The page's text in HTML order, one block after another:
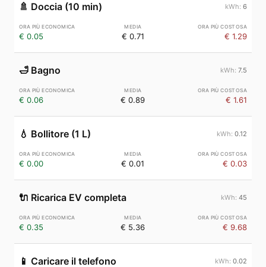
🚿 Doccia (10 min) 6
€ 0.05 € 0.71 € 1.29
🛁 Bagno 7.5
€ 0.06 € 0.89 € 1.61
💧 Bollitore (1 L) 0.12
€ 0.00 € 0.01 € 0.03
🔌 Ricarica EV completa 45
€ 0.35 € 5.36 € 9.68
📱 Caricare il telefono 0.02